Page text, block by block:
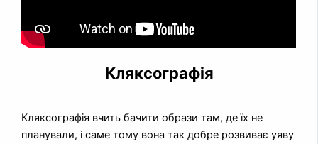
Кляксографія
Кляксографія вчить бачити образи там, де їх не
планували, і саме тому вона так добре розвиває уяву